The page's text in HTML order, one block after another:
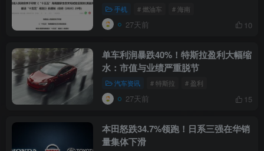
手机 # 燃油车 # 海南
27天前 10
单车利润暴跌40%！特斯拉盈利大幅缩
水：市值与业绩严重脱节
汽车资讯 # 特斯拉 # 盈利
27天前 15
本田怒跌34.7%领跑！日系三强在华销
量集体下滑